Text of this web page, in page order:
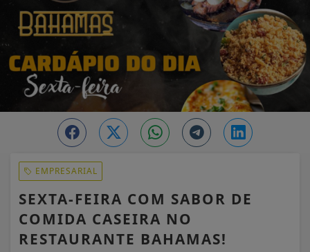
EMPRESARIAL
SEXTA-FEIRA COM SABOR DE
COMIDA CASEIRA NO
RESTAURANTE BAHAMAS!